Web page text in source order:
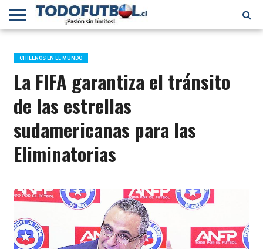
PRIMERA
B
SELECCIÓN
CHILENA
CHILENOS
EN EL
MUNDO
FÚTBOL
INTERNACIONAL
CHILENOS EN EL MUNDO
La FIFA garantiza el tránsito
de las estrellas
sudamericanas para las
Eliminatorias